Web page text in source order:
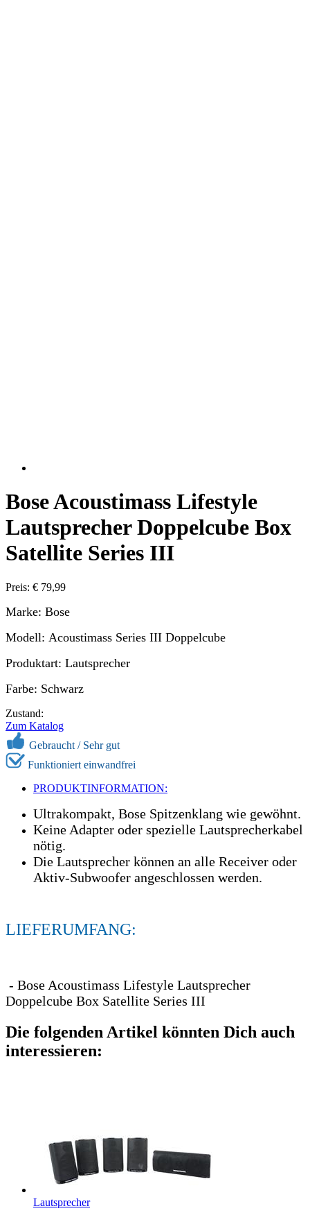
Bose Acoustimass Lifestyle
Lautsprecher Doppelcube Box
Satellite Series III
Preis: € 79,99
Marke: Bose
Modell: Acoustimass Series III Doppelcube
Produktart: Lautsprecher
Farbe: Schwarz
Zustand:
Zum Katalog
Gebraucht / Sehr gut
Funktioniert einwandfrei
PRODUKTINFORMATION:
Ultrakompakt, Bose Spitzenklang wie gewöhnt.
Keine Adapter oder spezielle Lautsprecherkabel
nötig.
Die Lautsprecher können an alle Receiver oder
Aktiv-Subwoofer angeschlossen werden.
LIEFERUMFANG:
- Bose Acoustimass Lifestyle Lautsprecher
Doppelcube Box Satellite Series III
Die folgenden Artikel könnten Dich auch
interessieren:
Lautsprecher